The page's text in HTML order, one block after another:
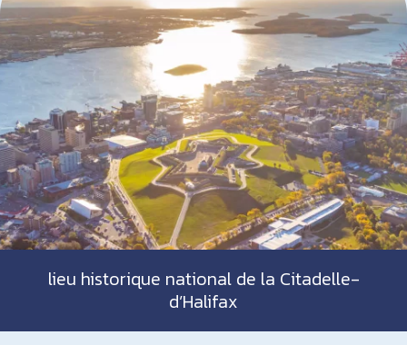
lieu historique national de la Citadelle-
d’Halifax